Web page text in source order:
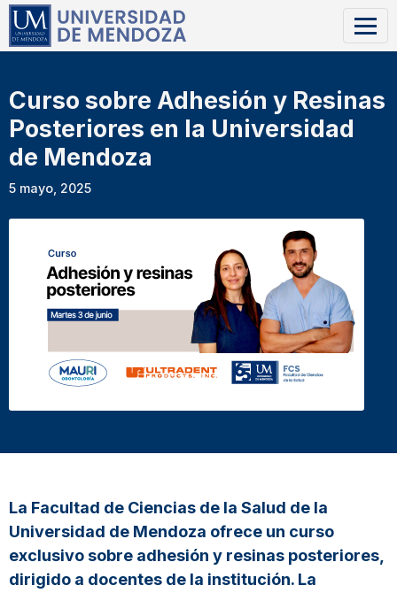
Curso sobre Adhesión y Resinas
Posteriores en la Universidad
de Mendoza
5 mayo, 2025
La Facultad de Ciencias de la Salud de la
Universidad de Mendoza ofrece un curso
exclusivo sobre adhesión y resinas posteriores,
dirigido a docentes de la institución. La